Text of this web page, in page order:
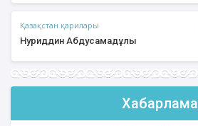
Қазақстан қарилары
Нуриддин Абдусамадұлы
Хабарлама